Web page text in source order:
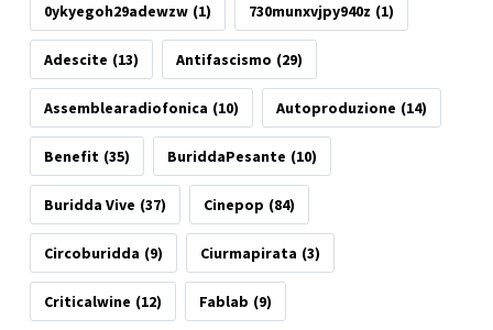
0ykyegoh29adewzw (1) 730munxvjpy940z (1)
Adescite (13) Antifascismo (29)
Assemblearadiofonica (10) Autoproduzione (14)
Benefit (35) BuriddaPesante (10)
Buridda Vive (37) Cinepop (84)
Circoburidda (9) Ciurmapirata (3)
Criticalwine (12) Fablab (9)